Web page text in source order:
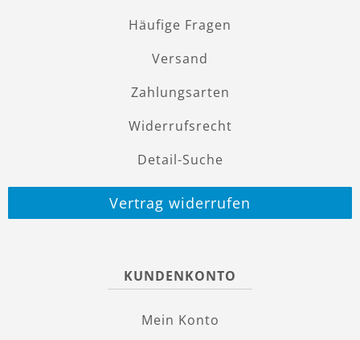
Häufige Fragen
Versand
Zahlungsarten
Widerrufsrecht
Detail-Suche
Vertrag widerrufen
KUNDENKONTO
Mein Konto